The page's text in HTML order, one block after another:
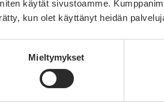
käytät sivustoamme.
kun olet käyttänyt heidän
Mieltymykset
0%
0%